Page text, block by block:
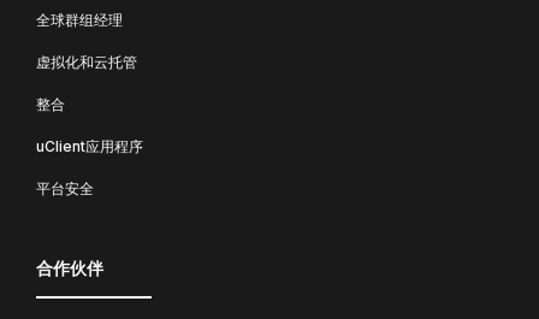
全球群组经理
虚拟化和云托管
整合
uClient应用程序
平台安全
合作伙伴